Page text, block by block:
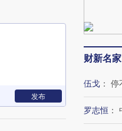
发布
财新名家
伍戈 ： 停
罗志恒 ：